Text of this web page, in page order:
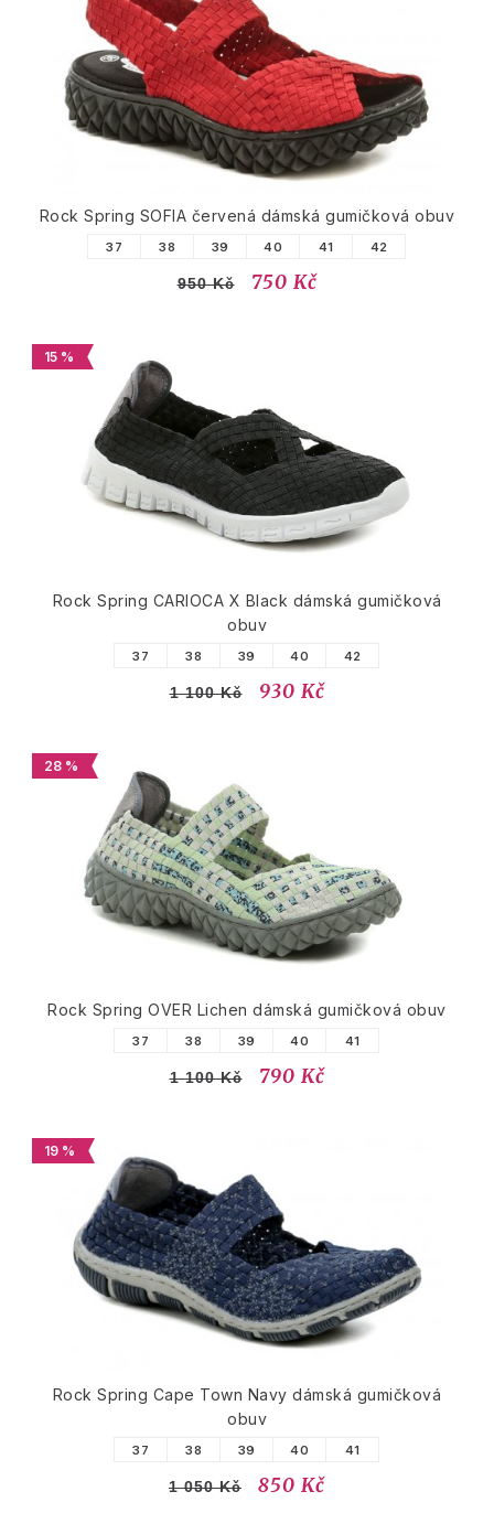
Rock Spring SOFIA červená dámská gumičková obuv
37 38 39 40 41 42
950 Kč 750 Kč
15 %
Rock Spring CARIOCA X Black dámská gumičková
obuv
37 38 39 40 42
1 100 Kč 930 Kč
28 %
Rock Spring OVER Lichen dámská gumičková obuv
37 38 39 40 41
1 100 Kč 790 Kč
19 %
Rock Spring Cape Town Navy dámská gumičková
obuv
37 38 39 40 41
1 050 Kč 850 Kč